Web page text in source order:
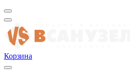
Корзина